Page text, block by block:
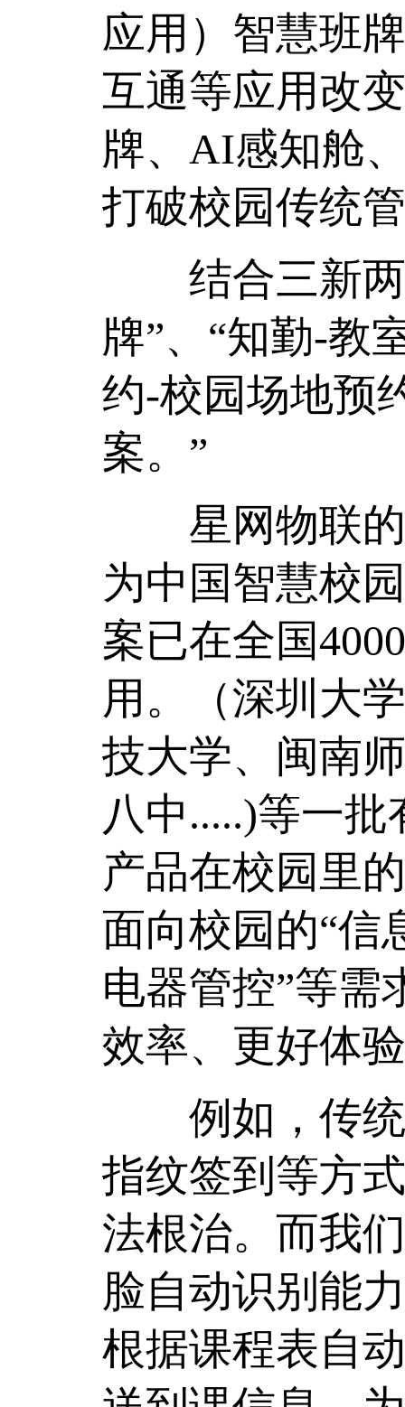
应用）智慧班
互通等应用改
牌、AI感知舱
打破校园传统
结合三新两
牌”、“知勤-教
约-校园场地预
案。”
星网物联的
为中国智慧校
案已在全国
用。（深圳大
技大学、闽南
八中.....)等一
产品在校园里
面向校园的“信
电器管控”等需
效率、更好体
例如，传统
指纹签到等方
法根治。而我
脸自动识别能
根据课程表自